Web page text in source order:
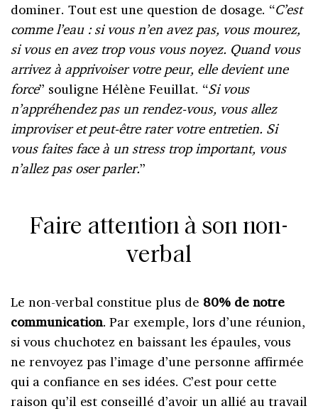
dominer. Tout est une question de dosage. “C’est
comme l’eau : si vous n’en avez pas, vous mourez,
si vous en avez trop vous vous noyez. Quand vous
arrivez à apprivoiser votre peur, elle devient une
force” souligne Hélène Feuillat. “Si vous
n’appréhendez pas un rendez-vous, vous allez
improviser et peut-être rater votre entretien. Si
vous faites face à un stress trop important, vous
n’allez pas oser parler.”
Faire attention à son non-
verbal
Le non-verbal constitue plus de 80% de notre
communication. Par exemple, lors d’une réunion,
si vous chuchotez en baissant les épaules, vous
ne renvoyez pas l’image d’une personne affirmée
qui a confiance en ses idées. C’est pour cette
raison qu’il est conseillé d’avoir un allié au travail